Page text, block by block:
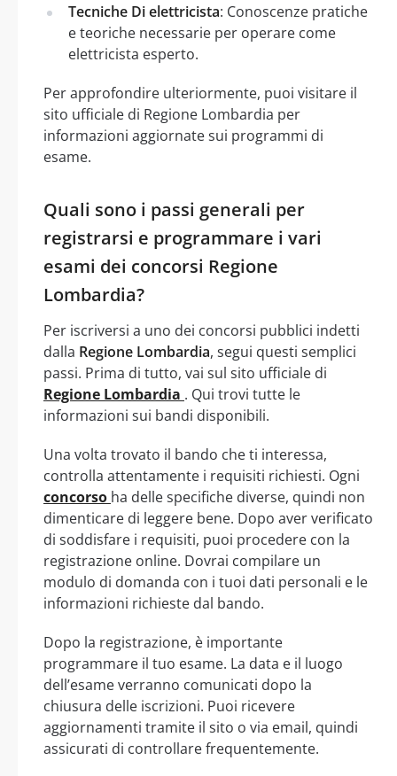
Tecniche Di elettricista: Conoscenze pratiche
e teoriche necessarie per operare come
elettricista esperto.
Per approfondire ulteriormente, puoi visitare il
sito ufficiale di Regione Lombardia per
informazioni aggiornate sui programmi di
esame.
Quali sono i passi generali per
registrarsi e programmare i vari
esami dei concorsi Regione
Lombardia?
Per iscriversi a uno dei concorsi pubblici indetti
dalla Regione Lombardia, segui questi semplici
passi. Prima di tutto, vai sul sito ufficiale di
Regione Lombardia . Qui trovi tutte le
informazioni sui bandi disponibili.
Una volta trovato il bando che ti interessa,
controlla attentamente i requisiti richiesti. Ogni
concorso ha delle specifiche diverse, quindi non
dimenticare di leggere bene. Dopo aver verificato
di soddisfare i requisiti, puoi procedere con la
registrazione online. Dovrai compilare un
modulo di domanda con i tuoi dati personali e le
informazioni richieste dal bando.
Dopo la registrazione, è importante
programmare il tuo esame. La data e il luogo
dell’esame verranno comunicati dopo la
chiusura delle iscrizioni. Puoi ricevere
aggiornamenti tramite il sito o via email, quindi
assicurati di controllare frequentemente.